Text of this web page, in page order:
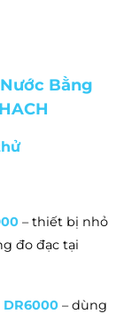
Bằng
– thiết bị nhỏ
đo đạc tại
DR6000 – dùng